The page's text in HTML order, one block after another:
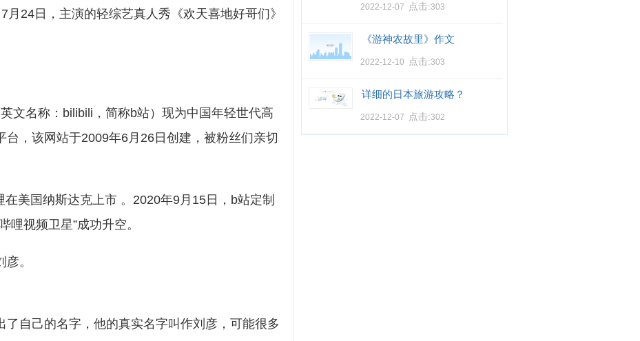
月24日，主演的轻综艺真人秀《欢天喜地好哥们》
文名称：bilibili，简称b站）现为中国年轻世代高
台，该网站于2009年6月26日创建，被粉丝们亲切
美国纳斯达克上市 。2020年9月15日，b站定制
视频卫星”成功升空。
。
了自己的名字，他的真实名字叫作刘彦，可能很多
2022-12-07 点击:303
《游神农故里》作文
2022-12-10 点击:303
详细的日本旅游攻略？
2022-12-07 点击:302